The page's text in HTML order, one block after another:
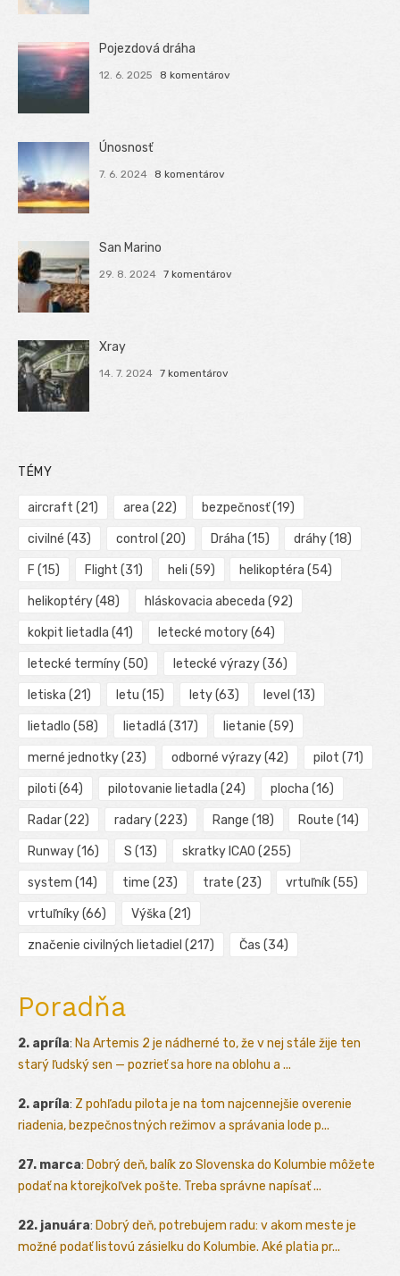
Pojezdová dráha
12. 6. 2025 8 komentárov
Únosnosť
7. 6. 2024 8 komentárov
San Marino
29. 8. 2024 7 komentárov
Xray
14. 7. 2024 7 komentárov
TÉMY
aircraft (21) area (22) bezpečnosť(19)
civilné (43) control (20) Dráha (15) dráhy(18)
F (15) Flight (31) heli (59) helikoptéra (54)
helikoptéry(48) hláskovacia abeceda (92)
kokpit lietadla (41) letecké motory(64)
letecké termíny(50) letecké výrazy(36)
letiska (21) letu (15) lety(63) level (13)
lietadlo (58) lietadlá (317) lietanie (59)
merné jednotky(23) odborné výrazy(42) pilot (71)
piloti (64) pilotovanie lietadla (24) plocha (16)
Radar(22) radary(223) Range (18) Route (14)
Runway(16) S (13) skratky ICAO (255)
system (14) time (23) trate (23) vrtuľník(55)
vrtuľníky(66) Výška (21)
značenie civilných lietadiel (217) Čas (34)
Poradňa
2. apríla: Na Artemis 2 je nádherné to, že v nej stále žije ten
starý ľudský sen — pozrieť sa hore na oblohu a ...
2. apríla: Z pohľadu pilota je na tom najcennejšie overenie
riadenia, bezpečnostných režimov a správania lode p...
27. marca: Dobrý deň, balík zo Slovenska do Kolumbie môžete
podať na ktorejkoľvek pošte. Treba správne napísať ...
22. januára: Dobrý deň, potrebujem radu: v akom meste je
možné podať listovú zásielku do Kolumbie. Aké platia pr...